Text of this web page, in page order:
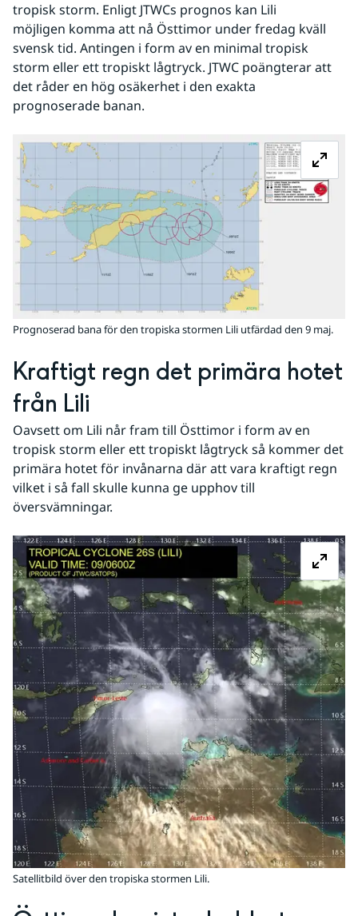
tropisk storm. Enligt JTWCs prognos kan Lili
möjligen komma att nå Östtimor under fredag kväll
svensk tid. Antingen i form av en minimal tropisk
storm eller ett tropiskt lågtryck. JTWC poängterar att
det råder en hög osäkerhet i den exakta
prognoserade banan.
Prognoserad bana för den tropiska stormen Lili utfärdad den 9 maj.
Kraftigt regn det primära hotet
från Lili
Oavsett om Lili når fram till Östtimor i form av en
tropisk storm eller ett tropiskt lågtryck så kommer det
primära hotet för invånarna där att vara kraftigt regn
vilket i så fall skulle kunna ge upphov till
översvämningar.
Satellitbild över den tropiska stormen Lili.